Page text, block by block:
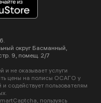
округ Басманный,
9, помещ. 2/7
и не оказывает услуги
цены на полисы ОСАГО у
содействует пользователям
пользуясь